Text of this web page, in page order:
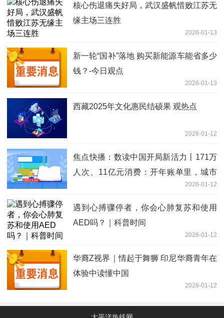
核心伤退痛失好局，武汉盛帆惜败江苏无
缘主场三连胜
2026-01-13
新一轮“国补”落地 购买新能源车能省多少
钱？-今日观点
2026-01-13
西藏2025年文化惠民结硕果 观热点
2026-01-12
焦点快播：数读中国开局新活力丨171万
人次、11亿元消费：开年账单里，城市
2026-01-12
遇到心搏骤停者，你会心肺复苏和使用
AED吗？｜科普时间
2026-01-12
华裔Z视界｜情起于舞狮 印尼华裔青年在
体验中读懂中国
2026-01-12